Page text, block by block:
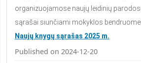
organizuojamose naujų leidinių
sąrašai siunčiami mokyklos
Naujų knygų sąrašas 2025 m.
Published on 2024-12-20